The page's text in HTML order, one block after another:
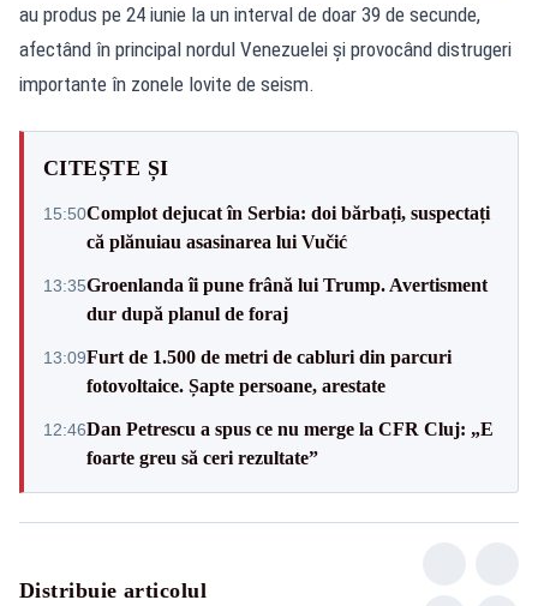
au produs pe 24 iunie la un interval de doar 39 de secunde,
afectând în principal nordul Venezuelei și provocând distrugeri
importante în zonele lovite de seism.
CITEȘTE ȘI
15:50Complot dejucat în Serbia: doi bărbați, suspectați
că plănuiau asasinarea lui Vučić
13:35Groenlanda îi pune frână lui Trump. Avertisment
dur după planul de foraj
13:09Furt de 1.500 de metri de cabluri din parcuri
fotovoltaice. Șapte persoane, arestate
12:46Dan Petrescu a spus ce nu merge la CFR Cluj: „E
foarte greu să ceri rezultate”
Distribuie articolul